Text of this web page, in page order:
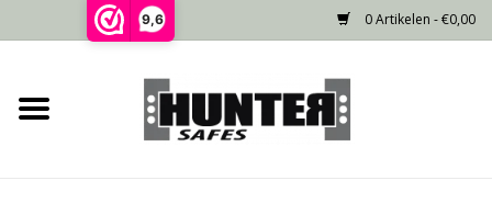
9,6 0 Artikelen - €0,00
Home